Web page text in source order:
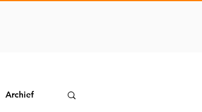
Archief